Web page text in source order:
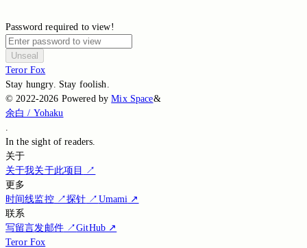
Password required to view!
Unseal
Teror Fox
Stay hungry. Stay foolish.
©2022-2026 Powered by Mix Space&
余白 / Yohaku
.
In the sight ofreaders.
关于
关于我关于此项目 ↗
更多
时间线监控↗探针 ↗ Umami ↗
联系
写留言发邮件↗GitHub↗
Teror Fox